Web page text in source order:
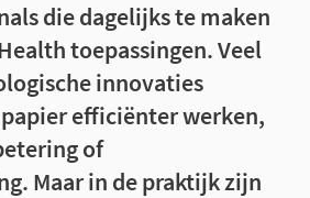
die dagelijks te maken
toepassingen. Veel
innovaties
efficiënter werken,
of
Maar in de praktijk zijn